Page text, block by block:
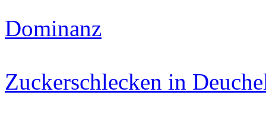
Dominanz
Zuckerschlecken in